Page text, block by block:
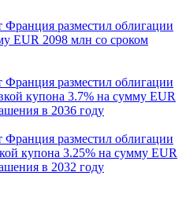
разместил облигации
EUR 2098 млн со сроком
разместил облигации
купона 3.7% на сумму EUR
в 2036 году
разместил облигации
купона 3.25% на сумму EUR
в 2032 году